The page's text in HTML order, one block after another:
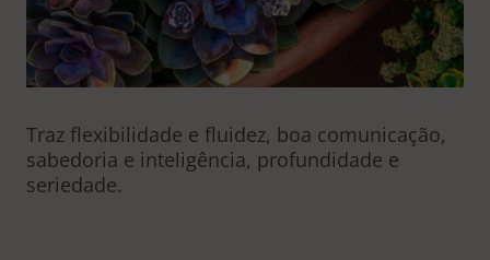
Traz flexibilidade e fluidez, boa comunicação,
sabedoria e inteligência, profundidade e
seriedade.